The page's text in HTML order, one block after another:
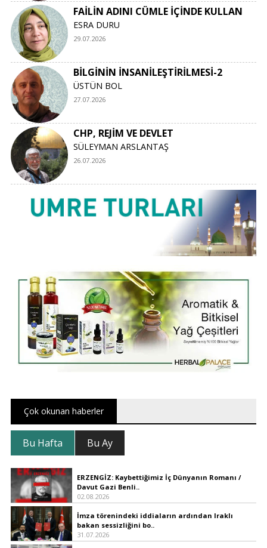
FAİLİN ADINI CÜMLE İÇİNDE KULLAN
ESRA DURU
29.07.2026
BİLGİNİN İNSANİLEŞTİRİLMESİ-2
ÜSTÜN BOL
27.07.2026
CHP, REJİM VE DEVLET
SÜLEYMAN ARSLANTAŞ
26.07.2026
Çok okunan haberler
Bu Hafta Bu Ay
ERZENGİZ: Kaybettiğimiz İç Dünyanın Romanı /
Davut Gazi Benli..
02.08.2026
İmza törenindeki iddiaların ardından Iraklı
bakan sessizliğini bo..
31.07.2026